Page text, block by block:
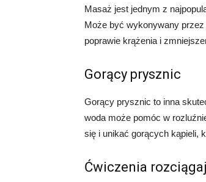
Masaż jest jednym z
Może być wykonywany
poprawie krążenia i
Gorący prysznic
Gorący prysznic to inna
woda może pomóc w
się i unikać gorących kąpieli,
Ćwiczenia